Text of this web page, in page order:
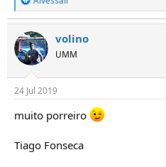
e
a
ç
õ
e
s
:
volino
UMM
24 Jul 2019
muito porreiro
Tiago Fonseca